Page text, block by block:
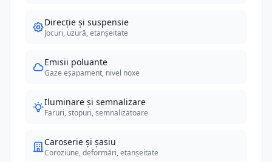
Direcție și suspensie
Jocuri, uzură, etanșeitate
Emisii poluante
Gaze eșapament, nivel noxe
Iluminare și semnalizare
Faruri, stopuri, semnalizatoare
Caroserie și șasiu
Coroziune, deformări, etanșeitate